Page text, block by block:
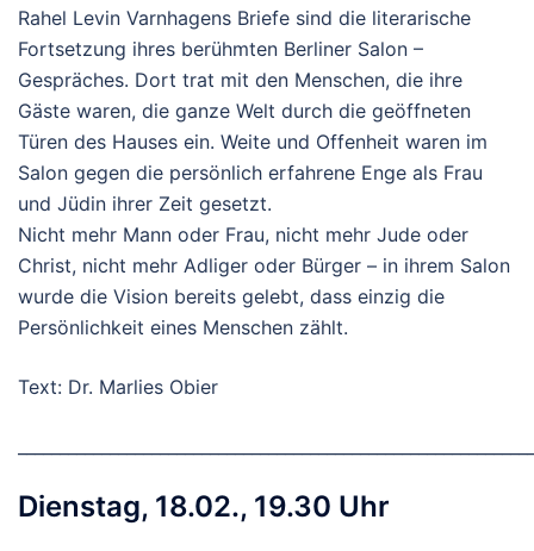
Rahel Levin Varnhagens Briefe sind die literarische
Fortsetzung ihres berühmten Berliner Salon –
Gespräches. Dort trat mit den Menschen, die ihre
Gäste waren, die ganze Welt durch die geöffneten
Türen des Hauses ein. Weite und Offenheit waren im
Salon gegen die persönlich erfahrene Enge als Frau
und Jüdin ihrer Zeit gesetzt.
Nicht mehr Mann oder Frau, nicht mehr Jude oder
Christ, nicht mehr Adliger oder Bürger – in ihrem Salon
wurde die Vision bereits gelebt, dass einzig die
Persönlichkeit eines Menschen zählt.
Text: Dr. Marlies Obier
Dienstag, 18.02., 19.30 Uhr